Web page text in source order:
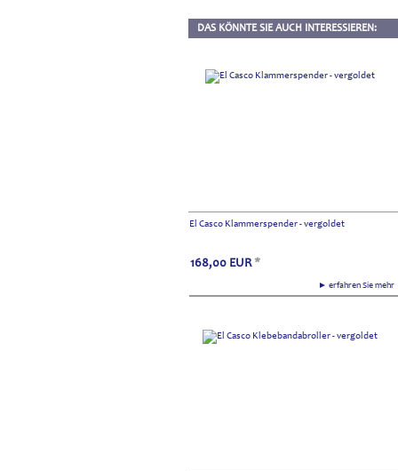
DAS KÖNNTE SIE AUCH INTERESSIEREN:
El Casco Klammerspender - vergoldet
► erfahren Sie
168,00 EUR *